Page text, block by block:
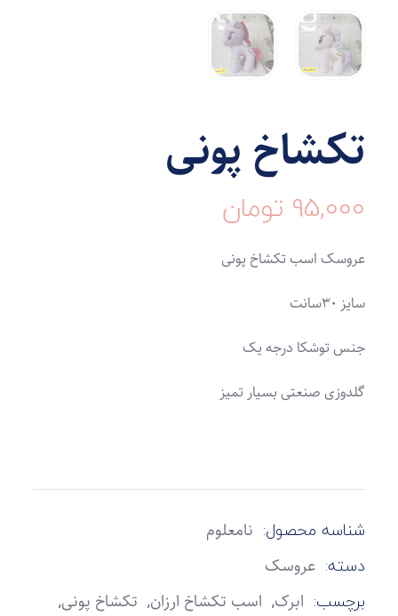
تکشاخ پونی
95,000 تومان
عروسک اسب تکشاخ پونی
سایز ۳۰سانت
جنس توشکا درجه یک
گلدوزی صنعتی بسیار تمیز
شناسه محصول: نامعلوم
دسته: عروسک
برچسب: ابرک, اسب تکشاخ ارزان, تکشاخ پونی,